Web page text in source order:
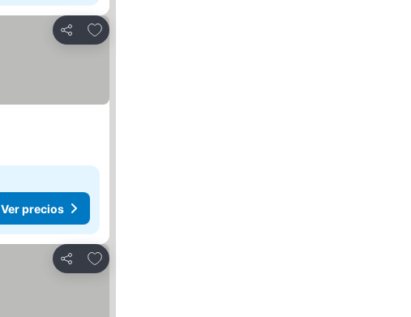
Compartir
Agregar a favoritos
Ver precios
Compartir
Agregar a favoritos